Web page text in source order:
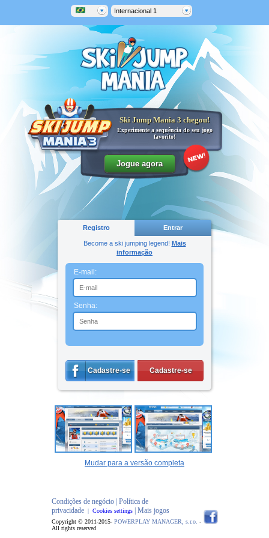
Internacional 1
Ski Jump Mania 3 chegou!
Experimente a sequência do seu jogo
favorito!
Registro Entrar
Become a ski jumping legend! Mais
informação
E-mail:
Senha:
Cadastre-se Cadastre-se
Mudar para a versão completa
Condições de negócio | Política de
privacidade| Cookies settings | Mais jogos
Copyright © 2011-2015- POWERPLAY MANAGER, s.r.o. -
All rights reserved